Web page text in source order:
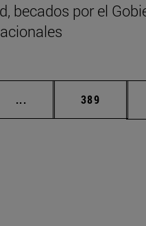
becados por el
... Páginas intermedias
Página
389